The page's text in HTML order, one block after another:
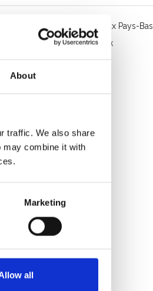
About
traffic. We also share
may combine it with
Marketing
all
gratuite en Belgique et aux Pays-Bas
rapide. Disponible en stock
professionnels
des clients 9.2/10